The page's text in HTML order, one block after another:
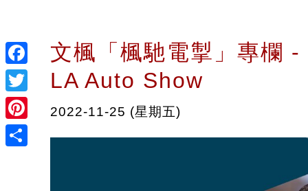
Facebook
Twitter
Pinterest
文楓「楓馳電掣」專欄
LA Auto Show
2022-11-25 (星期五)